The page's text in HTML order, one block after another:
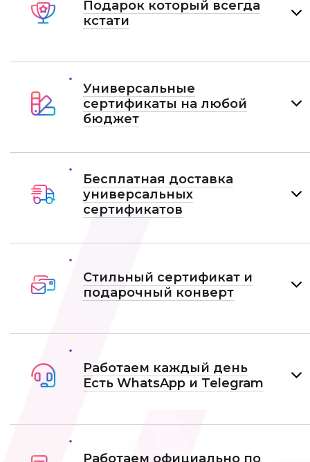
Подарок который всегда
кстати
Универсальные
сертификаты на любой
бюджет
Бесплатная доставка
универсальных
сертификатов
Стильный сертификат и
подарочный конверт
Работаем каждый день
Есть WhatsApp и Telеgram
Работаем официально по